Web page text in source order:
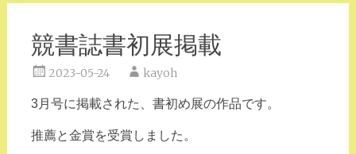
競書誌書初展掲載
2023-05-24 kayoh
3月号に掲載された、書初め展の作品です。
推薦と金賞を受賞しました。